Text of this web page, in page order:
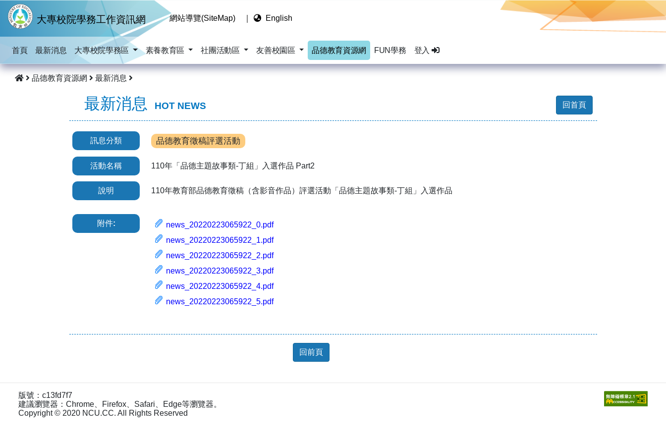
跳到主要內容
大專校院學務工作資訊網 網站導覽(SiteMap) English
首頁 最新消息 大專校院學務區 素養教育區 社團活動區 友善校園區 品德教育資源網 FUN學務 登入
品德教育資源網 最新消息
最新消息 HOT NEWS 回首頁
訊息分類 品德教育徵稿評選活動
活動名稱 110年「品德主題故事類-丁組」入選作品 Part2
說明 110年教育部品德教育徵稿（含影音作品）評選活動「品德主題故事類-丁組」入選作品
附件:
news_20220223065922_0.pdf
news_20220223065922_1.pdf
news_20220223065922_2.pdf
news_20220223065922_3.pdf
news_20220223065922_4.pdf
news_20220223065922_5.pdf
回前頁
版號：c13fd7f7
建議瀏覽器：Chrome、Firefox、Safari、Edge等瀏覽器。
Copyright © 2020 NCU.CC. All Rights Reserved